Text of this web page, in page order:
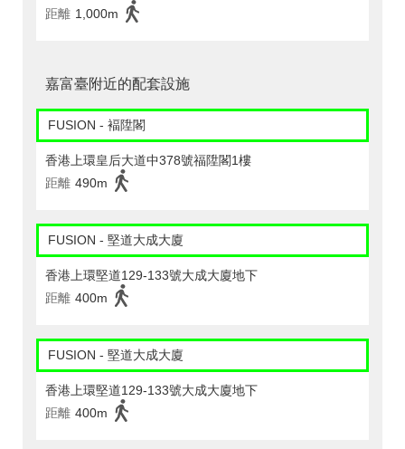
距離 1,000m
嘉富臺附近的配套設施
FUSION - 褔陞閣
香港上環皇后大道中378號福陞閣1樓
距離 490m
FUSION - 堅道大成大廈
香港上環堅道129-133號大成大廈地下
距離 400m
FUSION - 堅道大成大廈
香港上環堅道129-133號大成大廈地下
距離 400m